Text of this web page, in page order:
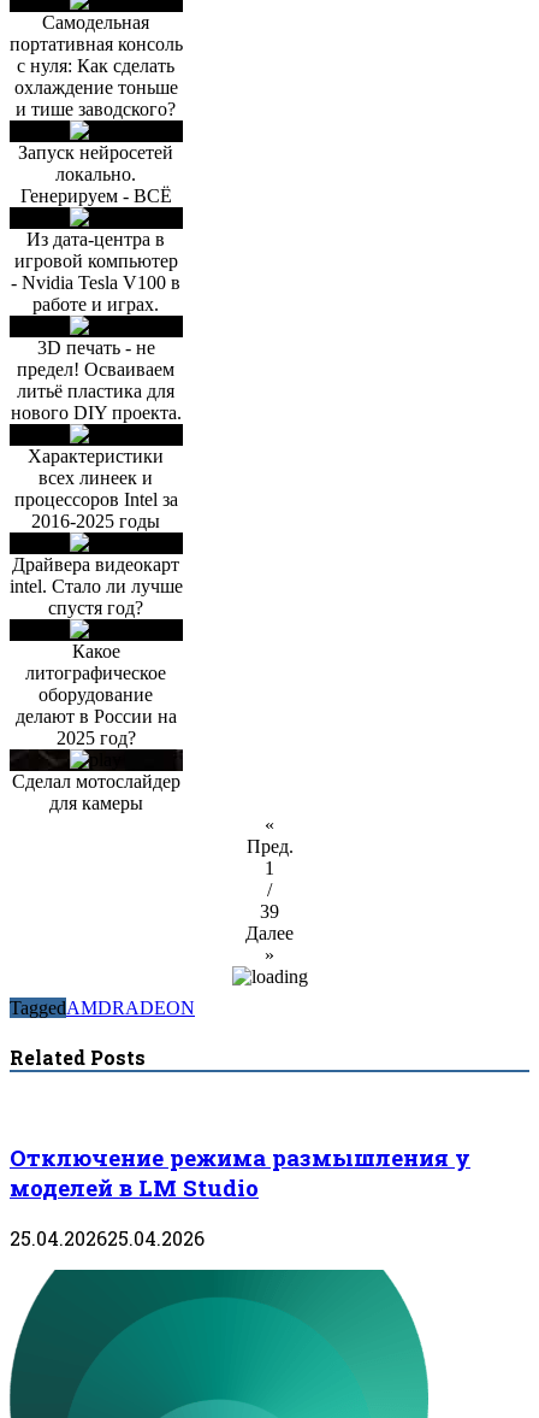
Самодельная
портативная консоль
с нуля: Как сделать
охлаждение тоньше
и тише заводского?
Запуск нейросетей
локально.
Генерируем - ВСЁ
Из дата-центра в
игровой компьютер
- Nvidia Tesla V100 в
работе и играх.
3D печать - не
предел! Осваиваем
литьё пластика для
нового DIY проекта.
Характеристики
всех линеек и
процессоров Intel за
2016-2025 годы
Драйвера видеокарт
intel. Стало ли лучше
спустя год?
Какое
литографическое
оборудование
делают в России на
2025 год?
Сделал мотослайдер
для камеры
«
Пред.
1
/
39
Далее
»
TaggedAMDRADEON
Related Posts
Отключение режима размышления у
моделей в LM Studio
25.04.202625.04.2026